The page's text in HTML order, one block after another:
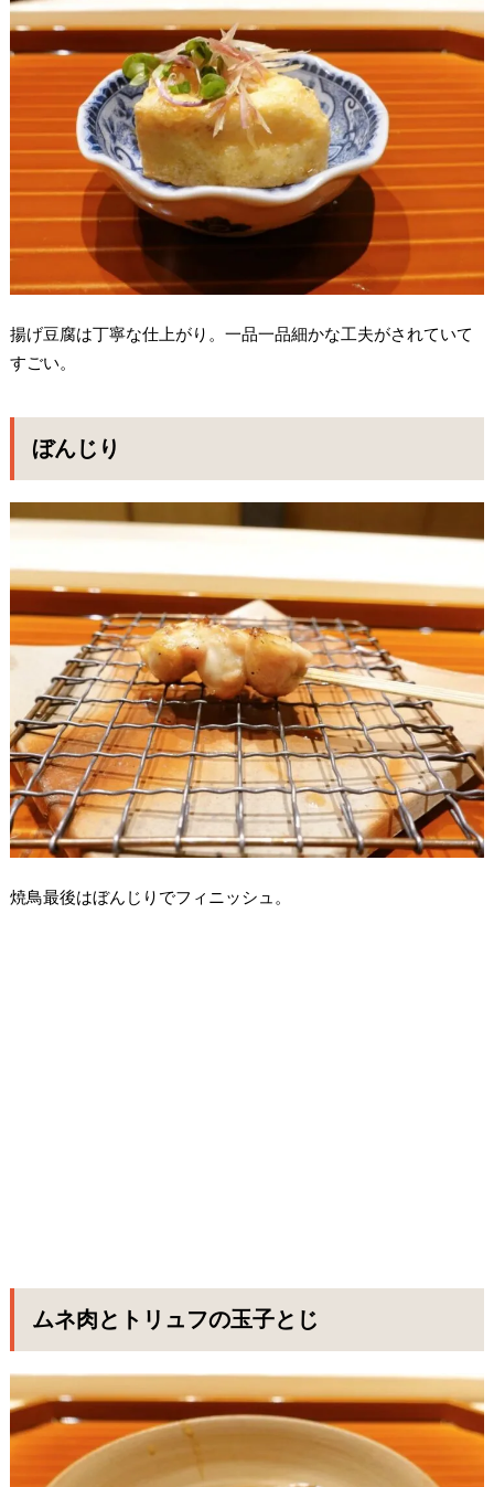
揚げ豆腐は丁寧な仕上がり。一品一品細かな工夫がされていて
すごい。
ぼんじり
焼鳥最後はぼんじりでフィニッシュ。
ムネ肉とトリュフの玉子とじ